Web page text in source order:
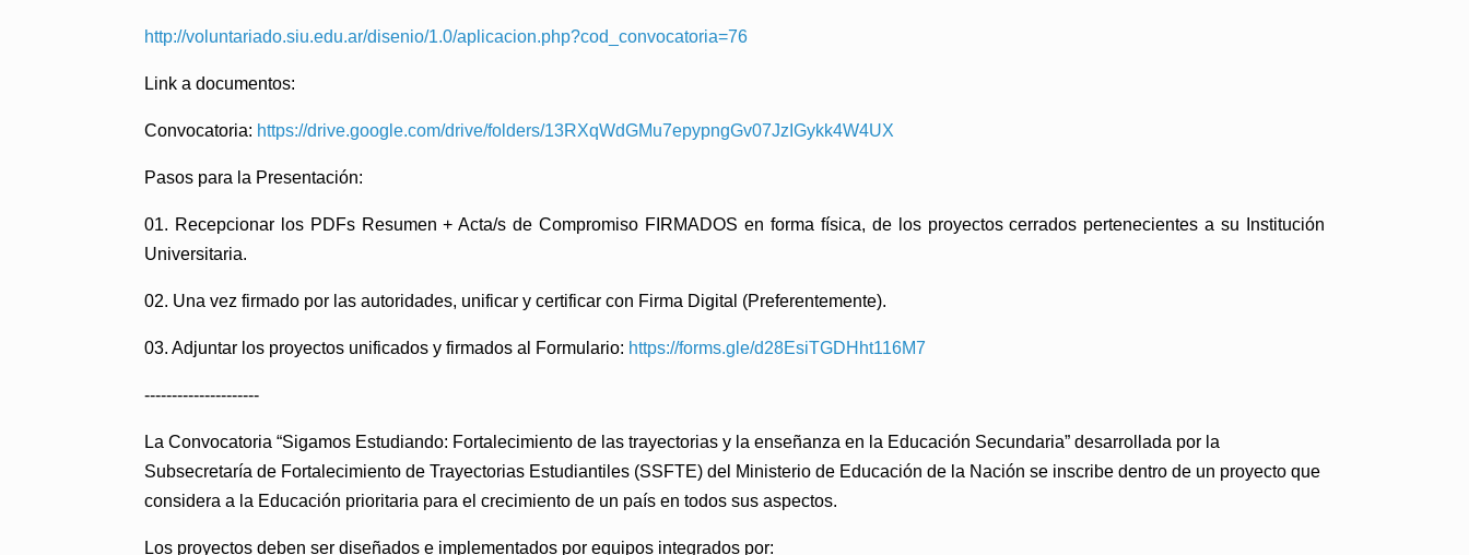
http://voluntariado.siu.edu.ar/disenio/1.0/aplicacion.php?cod_convocatoria=76
Link a documentos:
Convocatoria: https://drive.google.com/drive/folders/13RXqWdGMu7epypngGv07JzIGykk4W4UX
Pasos para la Presentación:
01. Recepcionar los PDFs Resumen + Acta/s de Compromiso FIRMADOS en forma física, de los proyectos cerrados pertenecientes a su Institución
Universitaria.
02. Una vez firmado por las autoridades, unificar y certificar con Firma Digital (Preferentemente).
03. Adjuntar los proyectos unificados y firmados al Formulario: https://forms.gle/d28EsiTGDHht116M7
---------------------
La Convocatoria “Sigamos Estudiando: Fortalecimiento de las trayectorias y la enseñanza en la Educación Secundaria” desarrollada por la
Subsecretaría de Fortalecimiento de Trayectorias Estudiantiles (SSFTE) del Ministerio de Educación de la Nación se inscribe dentro de un proyecto que
considera a la Educación prioritaria para el crecimiento de un país en todos sus aspectos.
Los proyectos deben ser diseñados e implementados por equipos integrados por: